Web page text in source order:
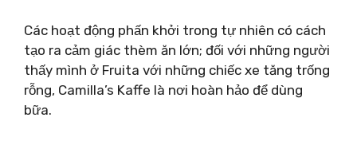
Các hoạt động phấn khởi trong tự nhiên có cách
tạo ra cảm giác thèm ăn lớn; đối với những người
thấy mình ở Fruita với những chiếc xe tăng trống
rỗng, Camilla’s Kaffe là nơi hoàn hảo để dùng
bữa.